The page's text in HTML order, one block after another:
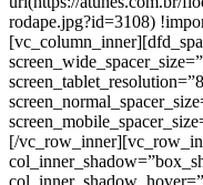
rodape.jpg?id=3108)
[/